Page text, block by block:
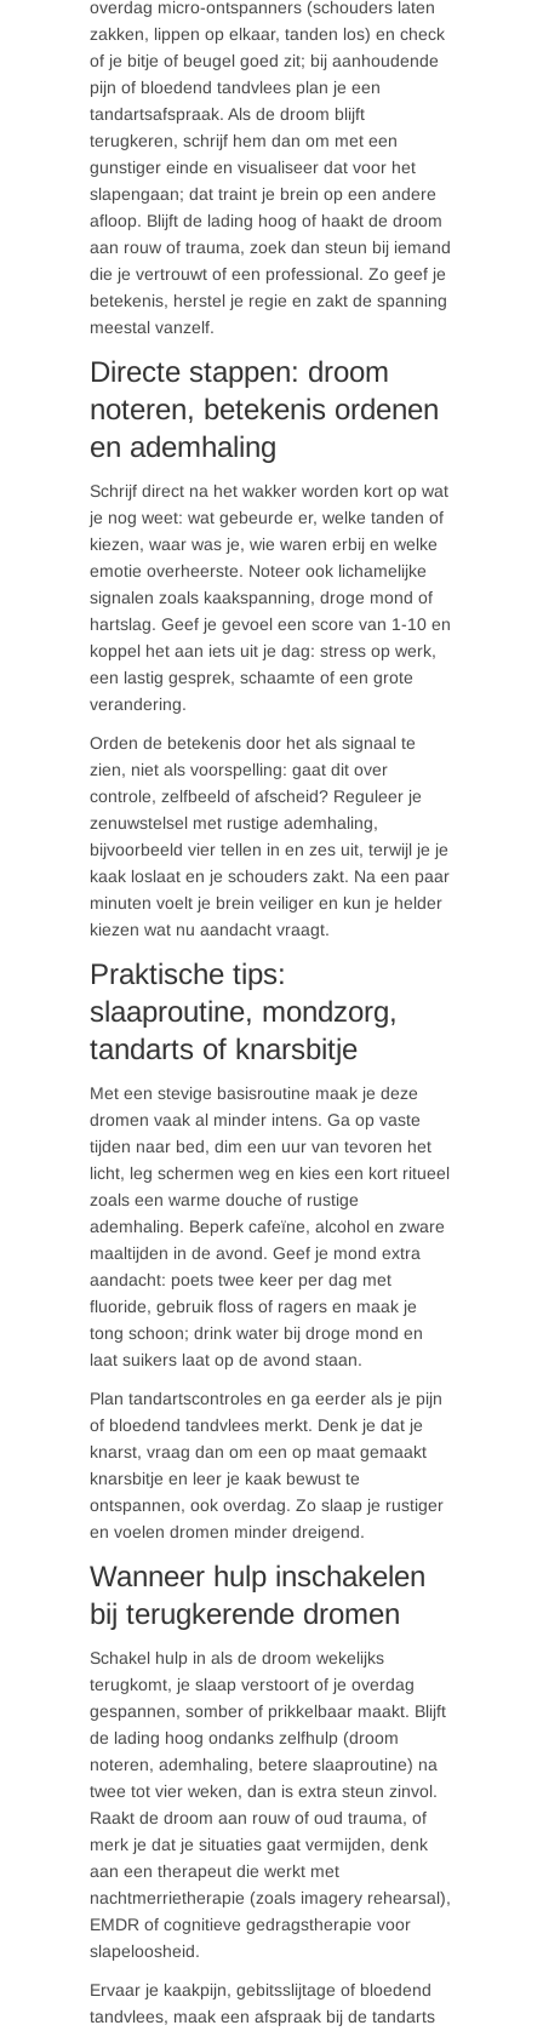
overdag micro-ontspanners (schouders laten
zakken, lippen op elkaar, tanden los) en check
of je bitje of beugel goed zit; bij aanhoudende
pijn of bloedend tandvlees plan je een
tandartsafspraak. Als de droom blijft
terugkeren, schrijf hem dan om met een
gunstiger einde en visualiseer dat voor het
slapengaan; dat traint je brein op een andere
afloop. Blijft de lading hoog of haakt de droom
aan rouw of trauma, zoek dan steun bij iemand
die je vertrouwt of een professional. Zo geef je
betekenis, herstel je regie en zakt de spanning
meestal vanzelf.
Directe stappen: droom
noteren, betekenis ordenen
en ademhaling
Schrijf direct na het wakker worden kort op wat
je nog weet: wat gebeurde er, welke tanden of
kiezen, waar was je, wie waren erbij en welke
emotie overheerste. Noteer ook lichamelijke
signalen zoals kaakspanning, droge mond of
hartslag. Geef je gevoel een score van 1-10 en
koppel het aan iets uit je dag: stress op werk,
een lastig gesprek, schaamte of een grote
verandering.
Orden de betekenis door het als signaal te
zien, niet als voorspelling: gaat dit over
controle, zelfbeeld of afscheid? Reguleer je
zenuwstelsel met rustige ademhaling,
bijvoorbeeld vier tellen in en zes uit, terwijl je je
kaak loslaat en je schouders zakt. Na een paar
minuten voelt je brein veiliger en kun je helder
kiezen wat nu aandacht vraagt.
Praktische tips:
slaaproutine, mondzorg,
tandarts of knarsbitje
Met een stevige basisroutine maak je deze
dromen vaak al minder intens. Ga op vaste
tijden naar bed, dim een uur van tevoren het
licht, leg schermen weg en kies een kort ritueel
zoals een warme douche of rustige
ademhaling. Beperk cafeïne, alcohol en zware
maaltijden in de avond. Geef je mond extra
aandacht: poets twee keer per dag met
fluoride, gebruik floss of ragers en maak je
tong schoon; drink water bij droge mond en
laat suikers laat op de avond staan.
Plan tandartscontroles en ga eerder als je pijn
of bloedend tandvlees merkt. Denk je dat je
knarst, vraag dan om een op maat gemaakt
knarsbitje en leer je kaak bewust te
ontspannen, ook overdag. Zo slaap je rustiger
en voelen dromen minder dreigend.
Wanneer hulp inschakelen
bij terugkerende dromen
Schakel hulp in als de droom wekelijks
terugkomt, je slaap verstoort of je overdag
gespannen, somber of prikkelbaar maakt. Blijft
de lading hoog ondanks zelfhulp (droom
noteren, ademhaling, betere slaaproutine) na
twee tot vier weken, dan is extra steun zinvol.
Raakt de droom aan rouw of oud trauma, of
merk je dat je situaties gaat vermijden, denk
aan een therapeut die werkt met
nachtmerrietherapie (zoals imagery rehearsal),
EMDR of cognitieve gedragstherapie voor
slapeloosheid.
Ervaar je kaakpijn, gebitsslijtage of bloedend
tandvlees, maak een afspraak bij de tandarts